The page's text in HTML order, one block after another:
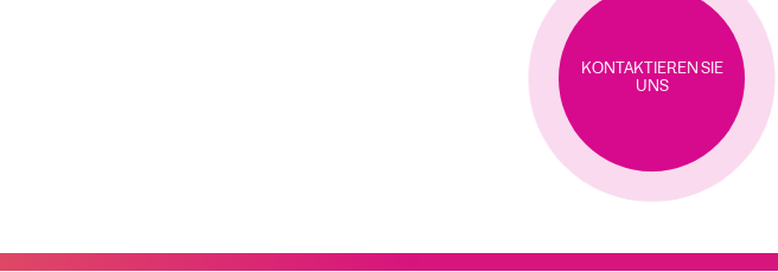
KONTAKTIEREN SIE
UNS